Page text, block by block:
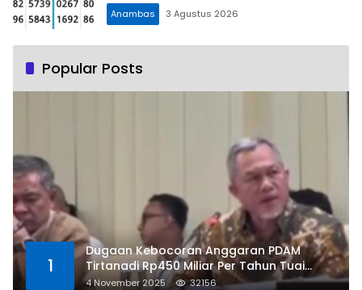
Anambas 3 Agustus 2026
Popular Posts
1
Dugaan Kebocoran Anggaran PDAM
Tirtanadi Rp450 Miliar Per Tahun Tuai
Kritikan
4 November 2025 32156